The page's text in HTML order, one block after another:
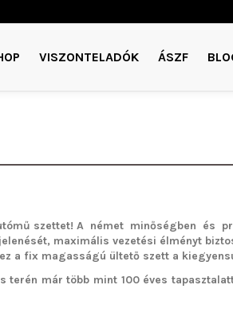
VISZONTELADÓK ÁSZF
szettet! A német minőségben és
maximális vezetési élményt
a fix magasságú ültető szett a
terén már több mint 100 éves